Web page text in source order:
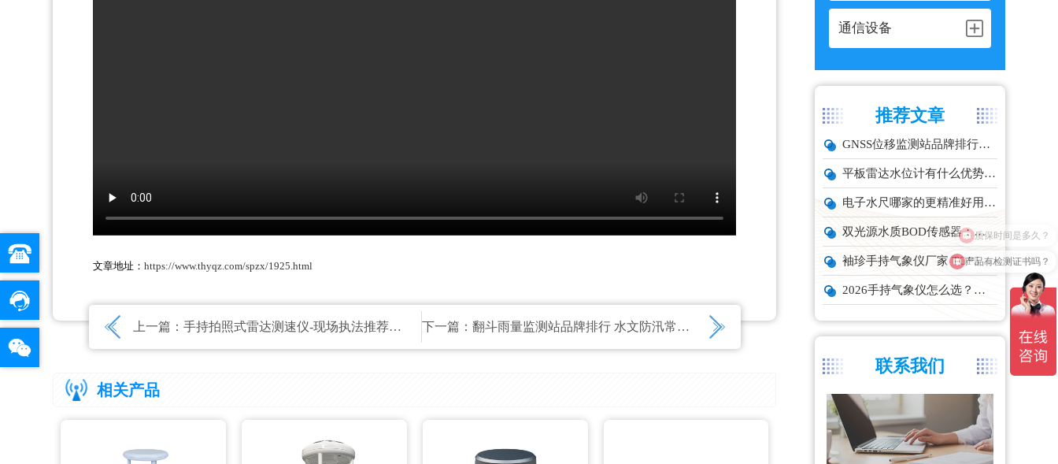
通信设备
推荐文章
GNSS位移监测站品牌排行与选型推荐
平板雷达水位计有什么优势？精准耐用品牌top1推荐！
电子水尺哪家的更精准好用？推荐云境天合TH-SC系列经济型设备
双光源水质BOD传感器：在线水体有机物监测设备厂家推荐
袖珍手持气象仪厂家 TOP5 实力榜单
2026手持气象仪怎么选？云境天合、天蔚主流机型深度测评
联系我们
文章地址：https://www.thyqz.com/spzx/1925.html
上一篇：手持拍照式雷达测速仪-现场执法推荐型号 下一篇： 翻斗雨量监测站品牌排行 水文防汛常用设备
相关产品
产品有检测证书吗？